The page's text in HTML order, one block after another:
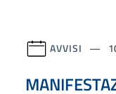
AVVISI